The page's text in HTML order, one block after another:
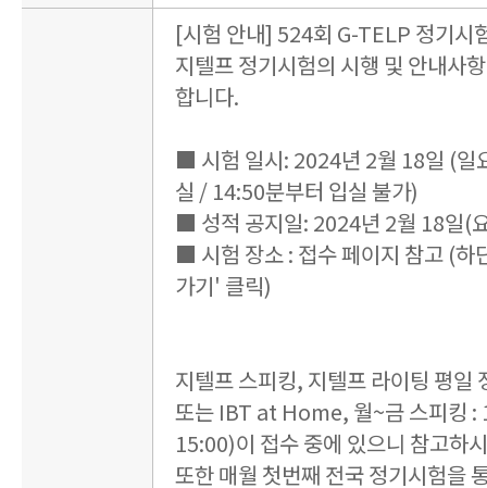
[시험 안내] 524회 G-TELP 정기시
지텔프 정기시험의 시행 및 안내사
합니다.
■ 시험 일시: 2024년 2월 18일 (일
실 / 14:50분부터 입실 불가)
■ 성적 공지일: 2024년 2월 18일(
■ 시험 장소 : 접수 페이지 참고 (하
가기' 클릭)
지텔프 스피킹, 지텔프 라이팅 평일
또는 IBT at Home, 월~금 스피킹 :
15:00)이 접수 중에 있으니 참고하
또한 매월 첫번째 전국 정기시험을